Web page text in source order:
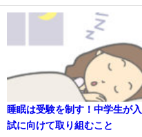
睡眠は受験を制す！中学生が入
試に向けて取り組むこと